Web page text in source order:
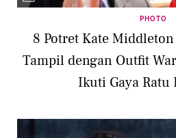
PHOTO
8 Potret Kate
Tampil dengan Outfit
Ikuti Gaya Ratu